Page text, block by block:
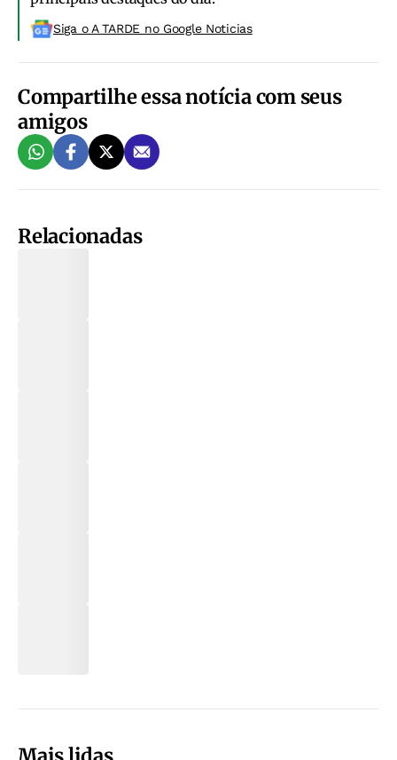
Siga o A TARDE no Google Noticias
Compartilhe essa notícia com seus
amigos
Relacionadas